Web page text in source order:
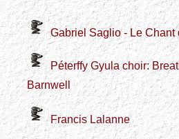
Gabriel Saglio - Le Chant
Péterffy Gyula choir:
Barnwell
Francis Lalanne